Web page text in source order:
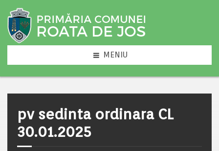
MENIU
pv sedinta ordinara CL
30.01.2025